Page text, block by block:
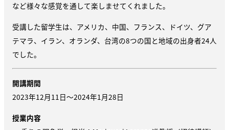
など様々な感覚を通して楽しませてくれました。
受講した留学生は、アメリカ、中国、フランス、ドイツ、グア
テマラ、イラン、オランダ、台湾の8つの国と地域の出身者24人
でした。
開講期間
2023年12月11日～2024年1月28日
授業内容